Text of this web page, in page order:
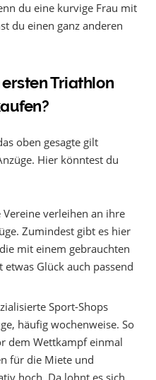
du eine kurvige Frau mit
du einen ganz anderen
Triathlon
oben gesagte gilt
Hier könntest du
Vereine verleihen an ihre
Zumindest gibt es hier
mit einem gebrauchten
Glück auch passend
Sport-Shops
häufig wochenweise. So
dem Wettkampf einmal
für die Miete und